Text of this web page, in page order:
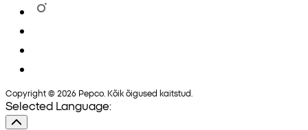
Copyright © 2026 Pepco. Kõik õigused kaitstud.
Selected Language: